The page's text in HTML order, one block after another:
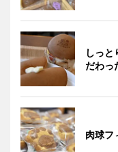
しっと
だわっ
肉球フ